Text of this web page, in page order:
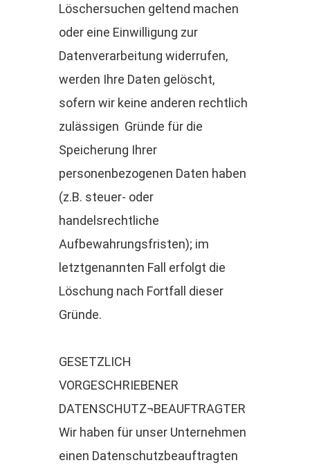
Löschersuchen geltend machen
oder eine Einwilligung zur
Datenverarbeitung widerrufen,
werden Ihre Daten gelöscht,
sofern wir keine anderen rechtlich
zulässigen Gründe für die
Speicherung Ihrer
personenbezogenen Daten haben
(z.B. steuer- oder
handelsrechtliche
Aufbewahrungsfristen); im
letztgenannten Fall erfolgt die
Löschung nach Fortfall dieser
Gründe.
GESETZLICH
VORGESCHRIEBENER
DATENSCHUTZ¬BEAUFTRAGTER
Wir haben für unser Unternehmen
einen Datenschutzbeauftragten